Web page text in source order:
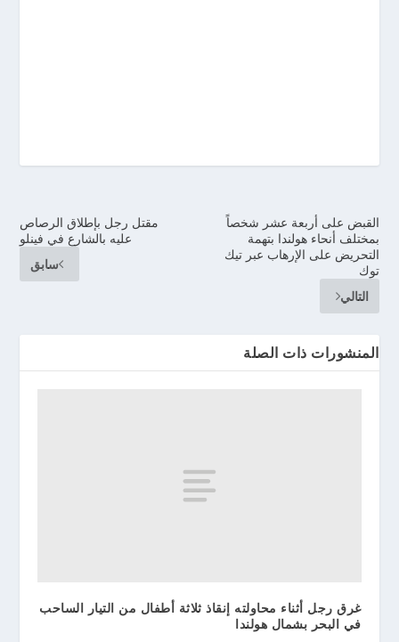
مقتل رجل بإطلاق الرصاص
عليه بالشارع في فينلو
سابق
القبض على أربعة عشر شخصاً
بمختلف أنحاء هولندا بتهمة
التحريض على الإرهاب عبر تيك
توك
التالي
المنشورات ذات الصلة
غرق رجل أثناء محاولته إنقاذ ثلاثة أطفال من التيار الساحب
في البحر بشمال هولندا